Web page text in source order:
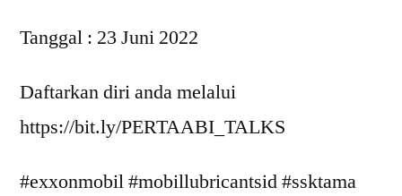
Tanggal : 23 Juni 2022
Daftarkan diri anda melalui
https://bit.ly/PERTAABI_TALKS
#exxonmobil #mobillubricantsid #ssktama